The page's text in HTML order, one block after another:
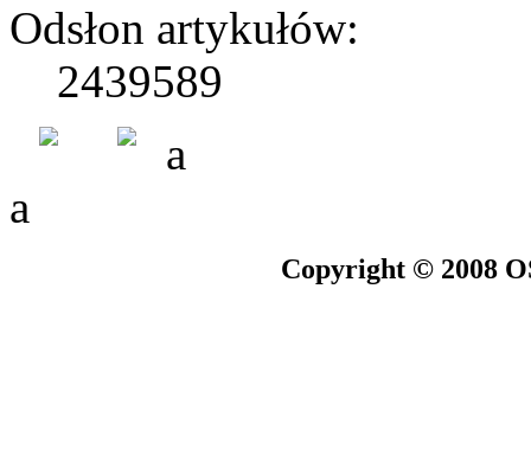
Odsłon artykułów:
2439589
a
a
Copyright © 2008